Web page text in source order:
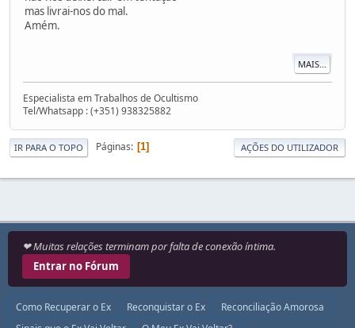
mas livrai-nos do mal.
Amém.
MAIS...
Especialista em Trabalhos de Ocultismo
Tel/Whatsapp : (+351) 938325882
IR PARA O TOPO Páginas 1 AÇÕES DO UTILIZADOR
❤ Muitas relações terminam por falta de conexão íntima.
Entrar no Fórum
Como Recuperar o Ex Reconquistar o Ex
Reconciliação Amorosa